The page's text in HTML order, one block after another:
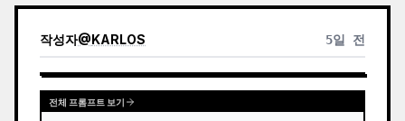
작성자@KARLOS 5일 전
전체 프롬프트 보기